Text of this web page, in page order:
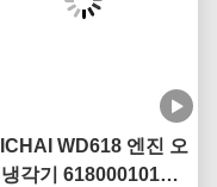
WD618 엔진 오
각기 61800010113